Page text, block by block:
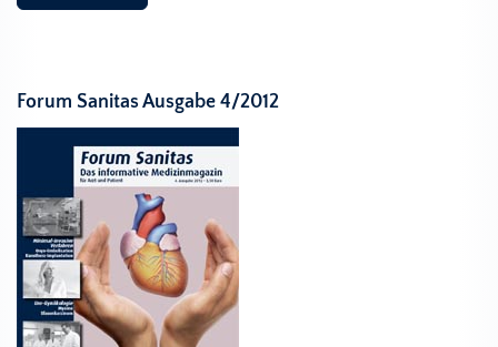
Forum Sanitas Ausgabe 4/2012